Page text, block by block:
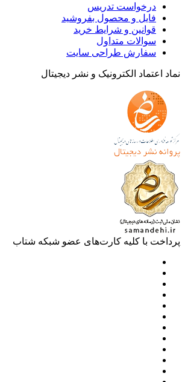
درخواست تدریس
فایل و محصول بفروشید
قوانین و شرایط خرید
سوالات متداول
سفارش طراحی سایت
اعتماد الکترونیک و نشر دیجیتال
با کلیه کارت‌های عضو شبکه شتاب